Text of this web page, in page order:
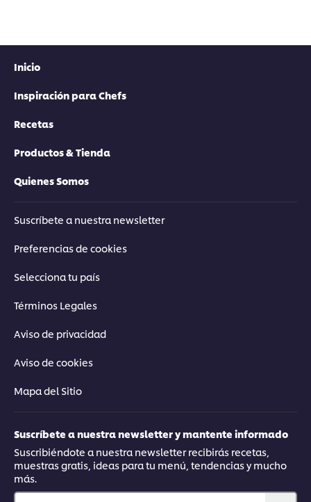
Inicio
Inspiración para Chefs
Recetas
Productos & Tienda
Quienes Somos
Suscríbete a nuestra newsletter
Preferencias de cookies
Selecciona tu país
Términos Legales
Aviso de privacidad
Aviso de cookies
Mapa del Sitio
Suscríbete a nuestra newsletter y mantente informado
Suscribiéndote a nuestra newsletter recibirás recetas,
muestras gratis, ideas para tu menú, tendencias y mucho
más.